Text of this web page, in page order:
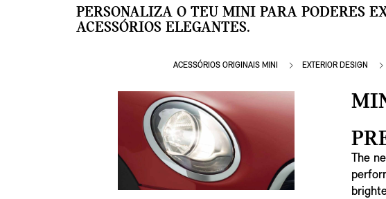
PERSONALIZA O TEU MINI PARA PODERES
ACESSÓRIOS ELEGANTES.
ACESSÓRIOS ORIGINAIS MINI EXTERIOR DESIGN
The